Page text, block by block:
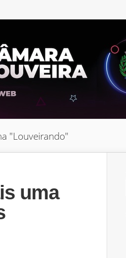
"Louveirando"
uma